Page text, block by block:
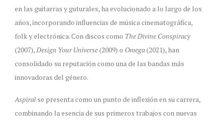
en las guitarras y guturales, ha evolucionado a lo largo de los
años, incorporando influencias de música cinematográfica,
folk y electrónica. Con discos como The Divine Conspiracy
(2007), Design Your Universe(2009) o Omega(2021), han
consolidado su reputación como una de las bandas más
innovadoras del género.
Aspiral se presenta como un punto de inflexión en su carrera,
combinando la esencia de sus primeros trabajos con nuevas